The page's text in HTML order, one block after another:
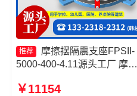
推荐
摩擦摆隔震支座FPSII-
5000-400-4.11源头工厂 摩擦
支座FPSII-2000-350-3.81厂
￥11154